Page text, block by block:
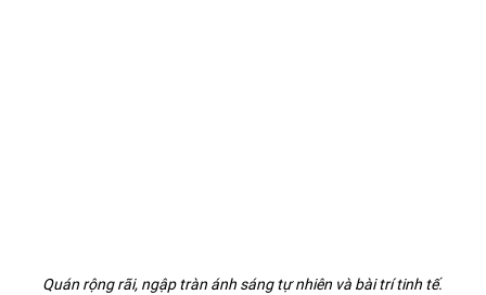
Quán rộng rãi, ngập tràn ánh sáng tự nhiên và bài trí tinh tế.